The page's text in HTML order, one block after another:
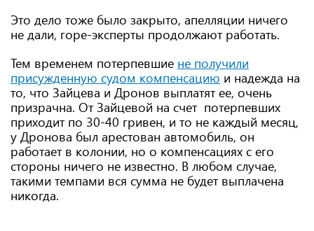
Это дело тоже было закрыто, апелляции ничего
не дали, горе-эксперты продолжают работать.
Тем временем потерпевшие не получили
присужденную судом компенсацию и надежда на
то, что Зайцева и Дронов выплатят ее, очень
призрачна. От Зайцевой на счет потерпевших
приходит по 30-40 гривен, и то не каждый месяц,
у Дронова был арестован автомобиль, он
работает в колонии, но о компенсациях с его
стороны ничего не известно. В любом случае,
такими темпами вся сумма не будет выплачена
никогда.